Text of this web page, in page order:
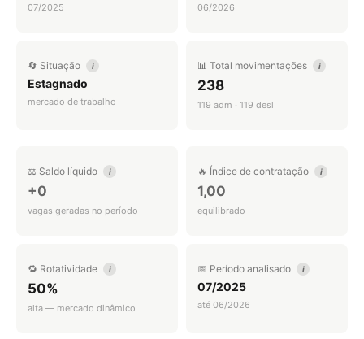
07/2025 06/2026
🔄 Situação i
Estagnado
mercado de trabalho
📊 Total movimentações i
238
119 adm · 119 desl
⚖️ Saldo líquido i
+0
vagas geradas no período
🔥 Índice de contratação i
1,00
equilibrado
🔁 Rotatividade i
50%
alta — mercado dinâmico
📅 Período analisado i
07/2025
até 06/2026